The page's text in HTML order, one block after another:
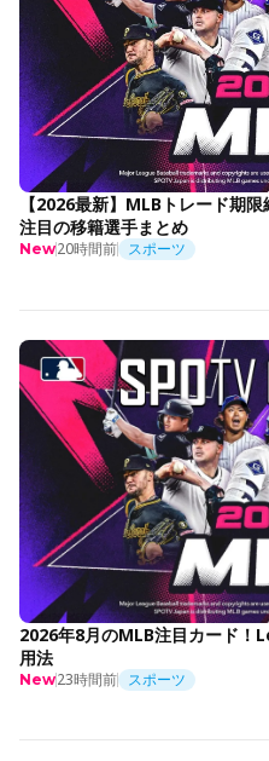
【2026最新】MLBトレード期
注目の移籍選手まとめ
New20時間前 スポーツ
2026年8月のMLB注目カード！
用法
New23時間前 スポーツ